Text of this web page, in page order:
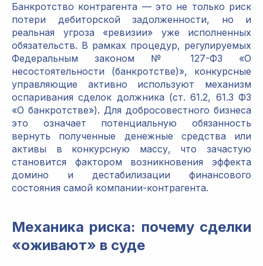
Банкротство контрагента — это не только риск
потери дебиторской задолженности, но и
реальная угроза «ревизии» уже исполненных
обязательств. В рамках процедур, регулируемых
Федеральным законом № 127-ФЗ «О
несостоятельности (банкротстве)», конкурсные
управляющие активно используют механизм
оспаривания сделок должника (ст. 61.2, 61.3 ФЗ
«О банкротстве»). Для добросовестного бизнеса
это означает потенциальную обязанность
вернуть полученные денежные средства или
активы в конкурсную массу, что зачастую
становится фактором возникновения эффекта
домино и дестабилизации финансового
состояния самой компании-контрагента.
Механика риска: почему сделки
«оживают» в суде